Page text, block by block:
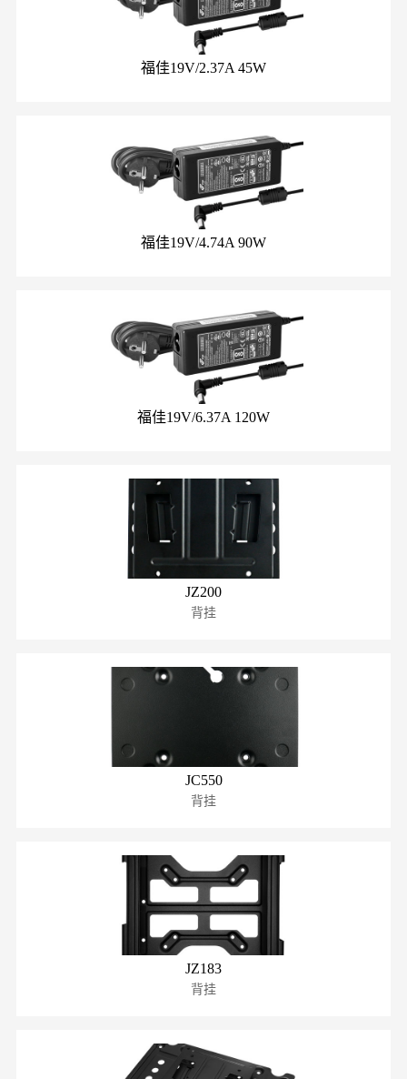
福佳19V/2.37A 45W
福佳19V/4.74A 90W
福佳19V/6.37A 120W
JZ200
背挂
JC550
背挂
JZ183
背挂